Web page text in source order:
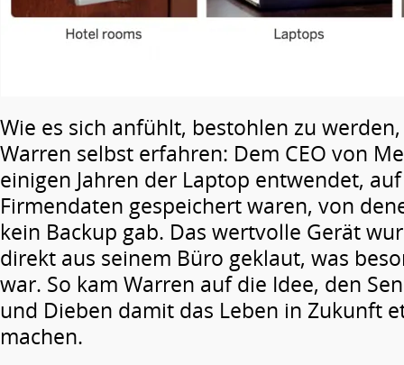
Wie es sich anfühlt, bestohlen zu
Warren selbst erfahren: Dem CEO von
einigen Jahren der Laptop entwendet,
Firmendaten gespeichert waren, von
kein Backup gab. Das wertvolle Gerät
direkt aus seinem Büro geklaut, was
war. So kam Warren auf die Idee, den
und Dieben damit das Leben in Zukunft
machen.